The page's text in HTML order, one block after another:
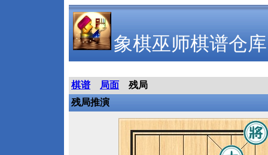
象棋巫师棋谱仓库
棋谱 局面
残局
残局推演